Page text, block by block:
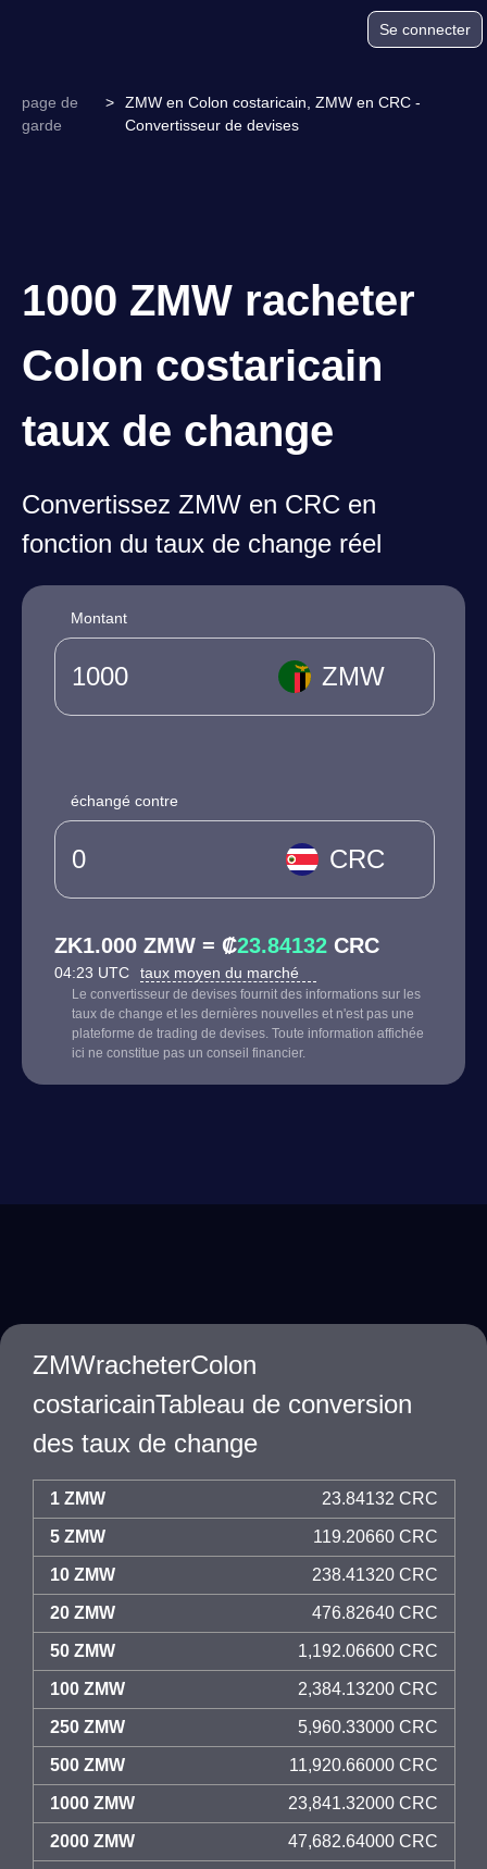
Se connecter
page de
garde
>
ZMW en Colon costaricain, ZMW en CRC -
Convertisseur de devises
1000 ZMW racheter
Colon costaricain
taux de change
Convertissez ZMW en CRC en
fonction du taux de change réel
Montant
ZMW
échangé contre
CRC
ZK1.000 ZMW = ₡23.84132 CRC
04:23 UTC taux moyen du marché
Le convertisseur de devises fournit des informations sur les
taux de change et les dernières nouvelles et n'est pas une
plateforme de trading de devises. Toute information affichée
ici ne constitue pas un conseil financier.
ZMWracheterColon
costaricainTableau de conversion
des taux de change
1 ZMW 23.84132 CRC
5 ZMW 119.20660 CRC
10 ZMW 238.41320 CRC
20 ZMW 476.82640 CRC
50 ZMW 1,192.06600 CRC
100 ZMW 2,384.13200 CRC
250 ZMW 5,960.33000 CRC
500 ZMW 11,920.66000 CRC
1000 ZMW 23,841.32000 CRC
2000 ZMW 47,682.64000 CRC